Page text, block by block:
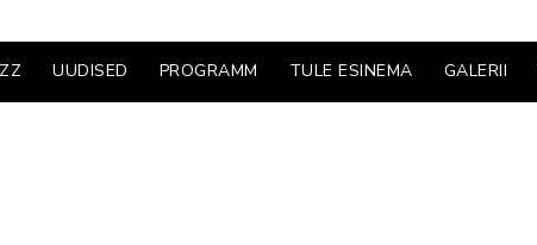
UUDISED PROGRAMM TULE ESINEMA GALERII